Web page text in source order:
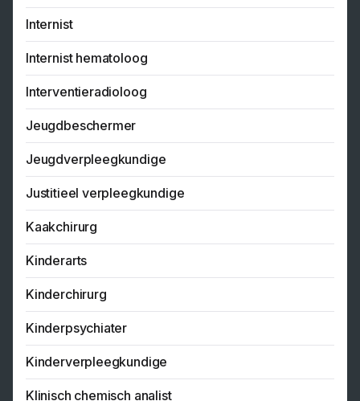
Internist
Internist hematoloog
Interventieradioloog
Jeugdbeschermer
Jeugdverpleegkundige
Justitieel verpleegkundige
Kaakchirurg
Kinderarts
Kinderchirurg
Kinderpsychiater
Kinderverpleegkundige
Klinisch chemisch analist